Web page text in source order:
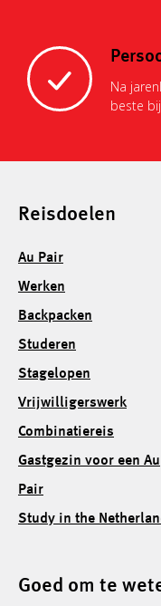
Na
beste
Reisdoelen
Au Pair
Werken
Backpacken
Studeren
Stagelopen
Vrijwilligerswerk
Combinatiereis
Gastgezin voor een Au
Pair
Study in the
Goed om te